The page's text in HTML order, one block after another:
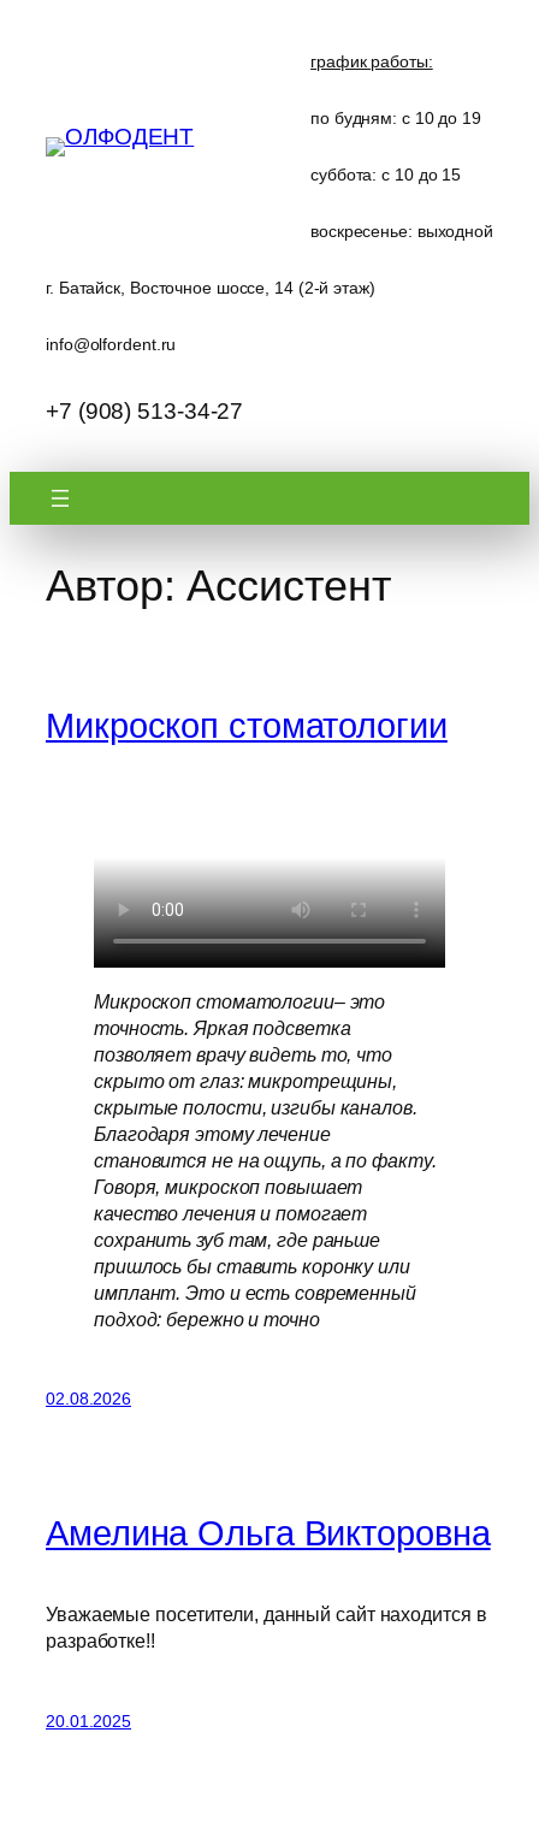
график работы:
по будням: с 10 до 19
суббота: с 10 до 15
воскресенье: выходной
г. Батайск, Восточное шоссе, 14 (2-й этаж)
info@olfordent.ru
+7 (908) 513-34-27
Автор:Ассистент
Микроскоп стоматологии
Микроскоп стоматологии– это
точность. Яркая подсветка
позволяет врачу видеть то, что
скрыто от глаз: микротрещины,
скрытые полости, изгибы каналов.
Благодаря этому лечение
становится не на ощупь, а по факту.
Говоря, микроскоп повышает
качество лечения и помогает
сохранить зуб там, где раньше
пришлось бы ставить коронку или
имплант. Это и есть современный
подход: бережно и точно
02.08.2026
Амелина Ольга Викторовна
Уважаемые посетители, данный сайт находится в
разработке!!
20.01.2025